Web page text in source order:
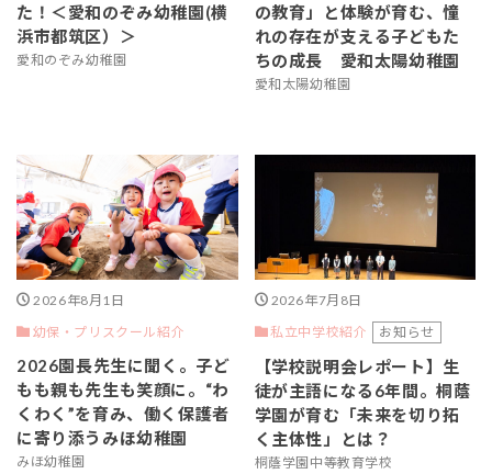
た！＜愛和のぞみ幼稚園(横
浜市都筑区）＞
愛和のぞみ幼稚園
の教育」と体験が育む、憧
れの存在が支える子どもた
ちの成長 愛和太陽幼稚園
愛和太陽幼稚園
2026年8月1日
幼保・プリスクール紹介
2026園長先生に聞く。子ど
もも親も先生も笑顔に。“わ
くわく”を育み、働く保護者
に寄り添うみほ幼稚園
みほ幼稚園
2026年7月8日
私立中学校紹介
お知らせ
【学校説明会レポート】生
徒が主語になる6年間。桐蔭
学園が育む「未来を切り拓
く主体性」とは？
桐蔭学園中等教育学校